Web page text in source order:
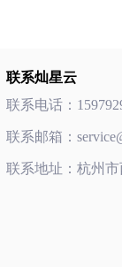
联系灿星云
联系电话：
联系邮箱：
联系地址：杭州